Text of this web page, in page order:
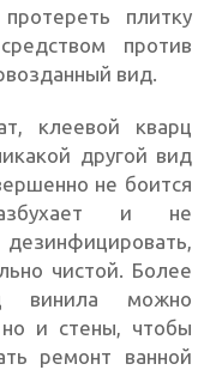
плитку
против
вид.
клеевой кварц
другой вид
не боится
и не
чистой. Более
винила можно
и стены, чтобы
ремонт ванной